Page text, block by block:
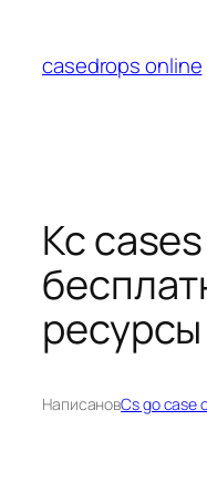
содержимому
casedrops online
Кс
ресурсы
НаписановCs go case